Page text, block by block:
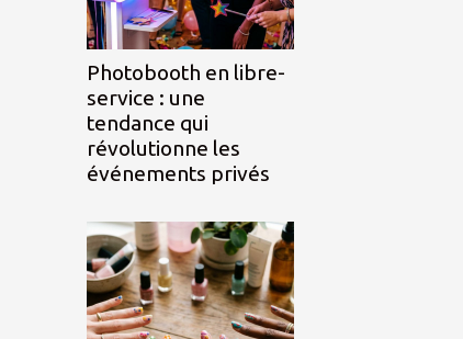
Photobooth en libre-
service : une
tendance qui
révolutionne les
événements privés